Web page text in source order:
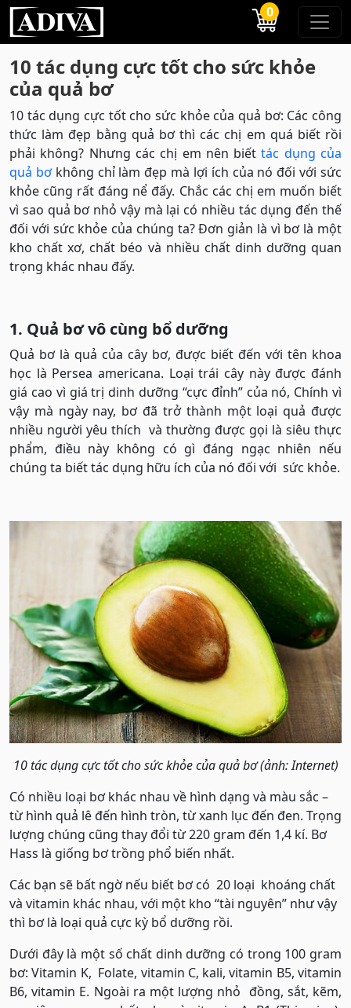
0
10 tác dụng cực tốt cho sức khỏe
của quả bơ
10 tác dụng cực tốt cho sức khỏe của quả bơ: Các công
thức làm đẹp bằng quả bơ thì các chị em quá biết rồi
phải không? Nhưng các chị em nên biếttác dụng của
quả bơkhông chỉ làm đẹp mà lợi ích của nó đối với sức
khỏe cũng rất đáng nể đấy. Chắc các chị em muốn biết
vì sao quả bơ nhỏ vậy mà lại có nhiều tác dụng đến thế
đối với sức khỏe của chúng ta? Đơn giản là vì bơ là một
kho chất xơ, chất béo và nhiều chất dinh dưỡng quan
trọng khác nhau đấy.
1. Quả bơ vô cùng bổ dưỡng
Quả bơ là quả của cây bơ, được biết đến với tên khoa
học là Persea americana. Loại trái cây này được đánh
giá cao vì giá trị dinh dưỡng “cực đỉnh” của nó, Chính vì
vậy mà ngày nay, bơ đã trở thành một loại quả được
nhiều người yêu thích và thường được gọi là siêu thực
phẩm, điều này không có gì đáng ngạc nhiên nếu
chúng ta biết tác dụng hữu ích của nó đối với sức khỏe.
10 tác dụng cực tốt cho sức khỏe của quả bơ (ảnh: Internet)
Có nhiều loại bơ khác nhau về hình dạng và màu sắc –
từ hình quả lê đến hình tròn, từ xanh lục đến đen. Trọng
lượng chúng cũng thay đổi từ 220 gram đến 1,4 kí. Bơ
Hass là giống bơ trồng phổ biến nhất.
Các bạn sẽ bất ngờ nếu biết bơ có 20 loại khoáng chất
và vitamin khác nhau, với một kho “tài nguyên” như vậy
thì bơ là loại quả cực kỳ bổ dưỡng rồi.
Dưới đây là một số chất dinh dưỡng có trong 100 gram
bơ: Vitamin K, Folate, vitamin C, kali, vitamin B5, vitamin
B6, vitamin E. Ngoài ra một lượng nhỏ đồng, sắt, kẽm,